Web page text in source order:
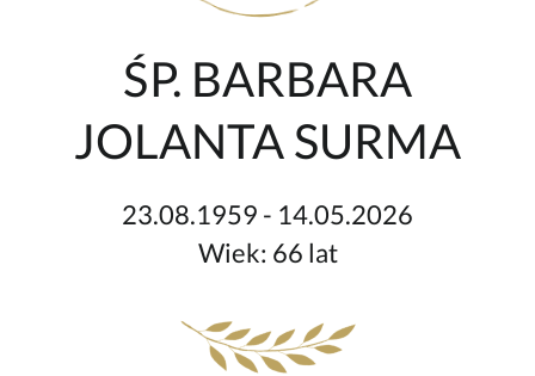
ŚP. BARBARA
JOLANTA SURMA
23.08.1959 - 14.05.2026
Wiek: 66 lat